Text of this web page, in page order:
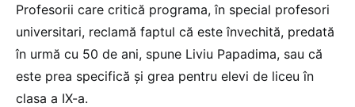
Profesorii care critică programa, în special profesori
universitari, reclamă faptul că este învechită, predată
în urmă cu 50 de ani, spune Liviu Papadima, sau că
este prea specifică și grea pentru elevi de liceu în
clasa a IX-a.